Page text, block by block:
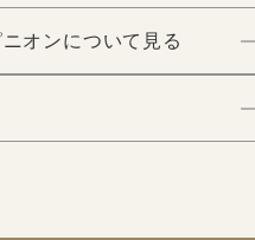
オンについて見る